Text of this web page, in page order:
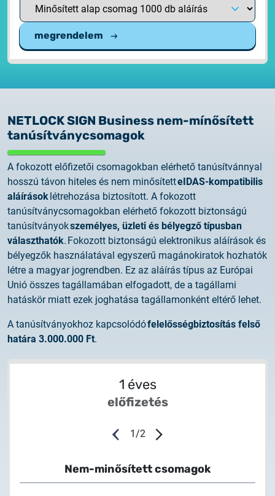
megrendelem
NETLOCK SIGN Business nem-mínősített
tanúsítványcsomagok
A fokozott előfizetői csomagokban elérhető tanúsítvánnyal
hosszú távon hiteles és nem minősítetteIDAS-kompatibilis
aláírások létrehozása biztosított. A fokozott
tanúsítványcsomagokban elérhető fokozott biztonságú
tanúsítványokszemélyes, üzleti és bélyegző típusban
választhatók. Fokozott biztonságú elektronikus aláírások és
bélyegzők használatával egyszerű magánokiratok hozhatók
létre a magyar jogrendben. Ez az aláírás típus az Európai
Unió összes tagállamában elfogadott, de a tagállami
hatáskör miatt ezek joghatása tagállamonként eltérő lehet.
A tanúsítványokhoz kapcsolódófelelősségbiztosítás felső
határa 3.000.000 Ft.
1 éves
előfizetés
1/2
Nem-minősített csomagok